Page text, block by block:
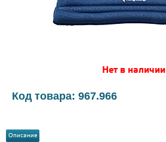
Нет в наличии
Код товара: 967.966
Описание